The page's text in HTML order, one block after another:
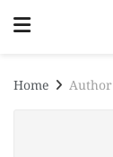
Home Author